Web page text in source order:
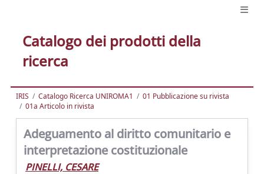
Catalogo dei prodotti della
ricerca
IRIS Catalogo Ricerca UNIROMA1
01 Pubblicazione su rivista
01a Articolo in rivista
Adeguamento al diritto comunitario e
interpretazione costituzionale
PINELLI, CESARE